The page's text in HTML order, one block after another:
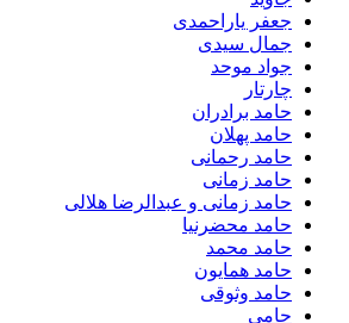
جعفر یاراحمدی
جمال سیدی
جواد موحد
چارتار
حامد برادران
حامد پهلان
حامد رحمانی
حامد زمانی
حامد زمانی و عبدالرضا هلالی
حامد محضرنیا
حامد محمد
حامد همایون
حامد وثوقی
حامی